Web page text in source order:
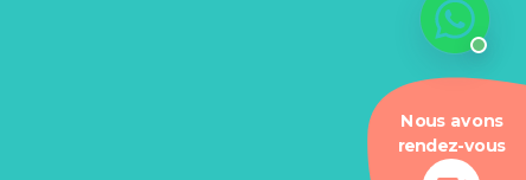
Nous avons
rendez-vous